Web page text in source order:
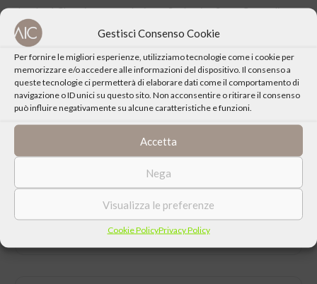
Gestisci Consenso Cookie
Per fornire le migliori esperienze, utilizziamo tecnologie come i cookie per
memorizzare e/o accedere alle informazioni del dispositivo. Il consenso a
queste tecnologie ci permetterà di elaborare dati come il comportamento di
navigazione o ID unici su questo sito. Non acconsentire o ritirare il consenso
può influire negativamente su alcune caratteristiche e funzioni.
Accetta
Nega
Visualizza le preferenze
Cookie PolicyPrivacy Policy
don José Claverìa, rettore Istituto Scolastico Sacro Cuore di
Milano
don James Organisti, Parroco e filosofo
CONDIVIDI QUESTO EVENTO